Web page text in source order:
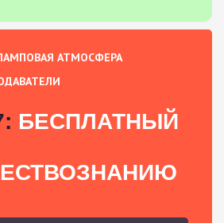
АТМОСФЕРА
БЕСПЛАТНЫЙ